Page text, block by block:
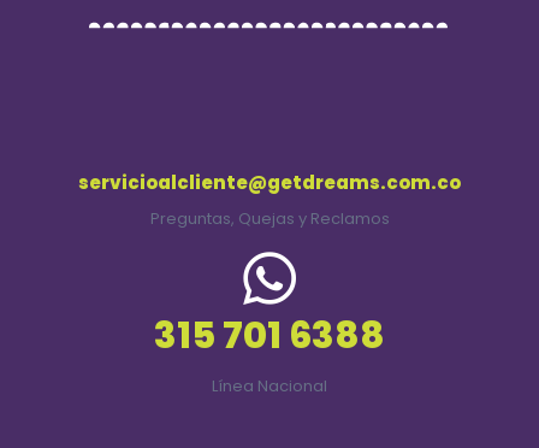
servicioalcliente@getdreams.com.co
Preguntas, Quejas y Reclamos
315 701 6388
Línea Nacional